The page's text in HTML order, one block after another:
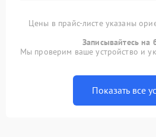
Цены в прайс-листе указаны
Записывайтесь на
Мы проверим ваше устройство и
Показать все